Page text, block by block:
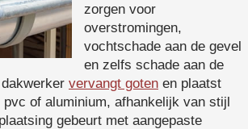
zorgen voor
overstromingen,
vochtschade aan de gevel
en zelfs schade aan de
vervangt goten en plaatst
pvc of aluminium, afhankelijk van stijl
gebeurt met aangepaste